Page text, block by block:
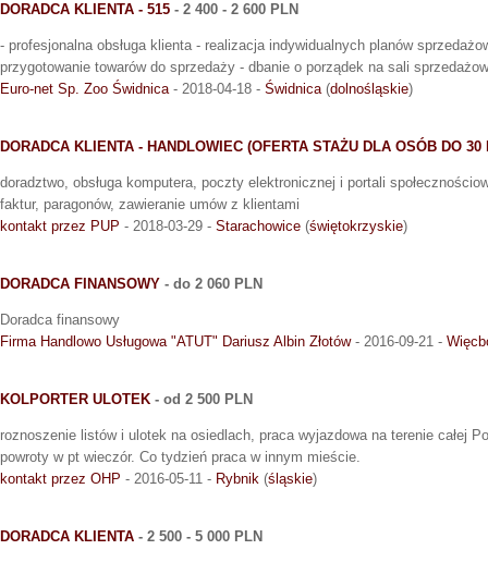
DORADCA KLIENTA - 515 - 2 400 - 2 600 PLN
- profesjonalna obsługa klienta - realizacja indywidualnych planów
przygotowanie towarów do sprzedaży - dbanie o porządek na sali
Euro-net Sp. Zoo Świdnica- 2018-04-18 - Świdnica(dolnośląskie)
DORADCA KLIENTA - HANDLOWIEC (OFERTA STAŻU DLA OSÓB DO 30
doradztwo, obsługa komputera, poczty elektronicznej i portali
faktur, paragonów, zawieranie umów z klientami
kontakt przez PUP - 2018-03-29 - Starachowice (świętokrzyskie)
DORADCA FINANSOWY - do 2 060 PLN
Doradca finansowy
Firma Handlowo Usługowa "ATUT" Dariusz Albin Złotów- 2016-09-21 -
KOLPORTER ULOTEK - od 2 500 PLN
roznoszenie listów i ulotek na osiedlach, praca wyjazdowa na terenie całej
powroty w pt wieczór. Co tydzień praca w innym mieście.
kontakt przez OHP - 2016-05-11 - Rybnik (śląskie)
DORADCA KLIENTA - 2 500 - 5 000 PLN